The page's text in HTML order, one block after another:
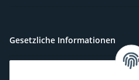
Gesetzliche Informationen